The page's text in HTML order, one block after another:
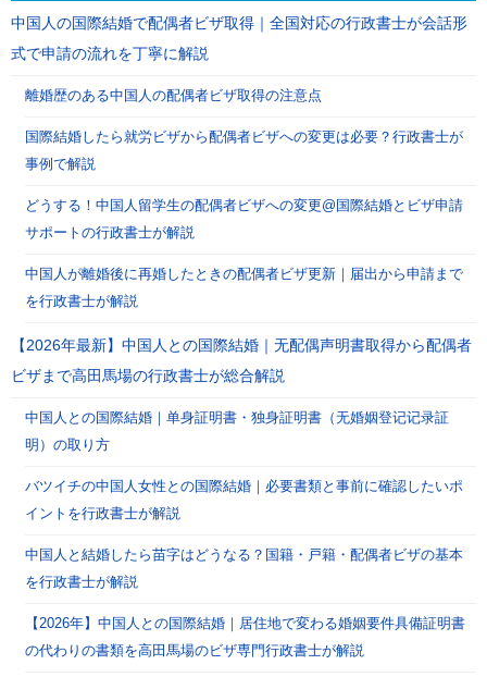
中国人の国際結婚で配偶者ビザ取得｜全国対応の行政書士が会話形
式で申請の流れを丁寧に解説
離婚歴のある中国人の配偶者ビザ取得の注意点
国際結婚したら就労ビザから配偶者ビザへの変更は必要？行政書士が
事例で解説
どうする！中国人留学生の配偶者ビザへの変更@国際結婚とビザ申請
サポートの行政書士が解説
中国人が離婚後に再婚したときの配偶者ビザ更新｜届出から申請まで
を行政書士が解説
【2026年最新】中国人との国際結婚｜无配偶声明書取得から配偶者
ビザまで高田馬場の行政書士が総合解説
中国人との国際結婚｜单身証明書・独身証明書（无婚姻登记记录証
明）の取り方
バツイチの中国人女性との国際結婚｜必要書類と事前に確認したいポ
イントを行政書士が解説
中国人と結婚したら苗字はどうなる？国籍・戸籍・配偶者ビザの基本
を行政書士が解説
【2026年】中国人との国際結婚｜居住地で変わる婚姻要件具備証明書
の代わりの書類を高田馬場のビザ専門行政書士が解説